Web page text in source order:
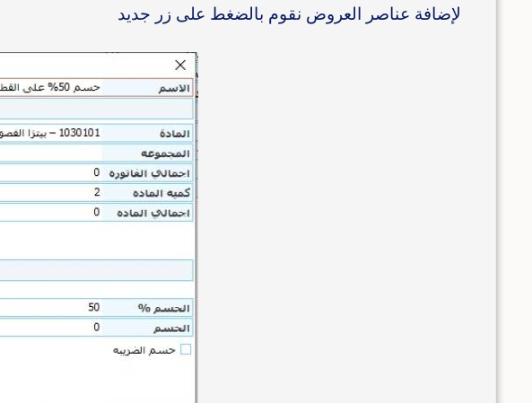
لإضافة عناصر العروض نقوم بالضغط على زر جديد